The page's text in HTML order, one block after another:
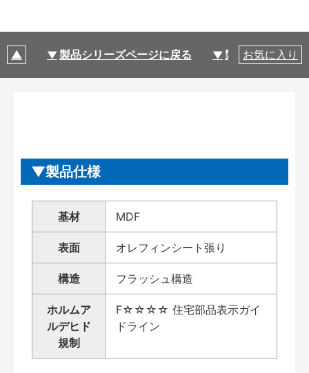
製品シリーズページに戻る 製品仕様
お気に入り
製品仕様
基材 MDF
表面 オレフィンシート張り
構造 フラッシュ構造
ホルムア
ルデヒド
規制
F☆☆☆☆ 住宅部品表示ガイ
ドライン